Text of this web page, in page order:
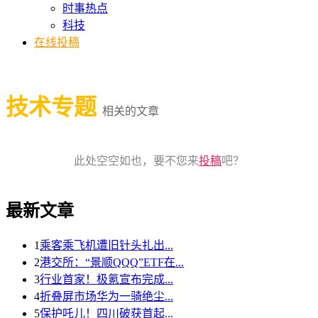
时事热点
科技
在线投稿
技术专题 相关的文章
此处空空如也，要不您来投稿吧？
最新文章
1 乘客乘飞机遭旧针头扎出...
2港交所：“景顺QQQ”ETF在...
3行业首家！极氪宣布完成...
4折叠屏市场华为一骑绝尘...
5保护吒儿！四川破获首起...